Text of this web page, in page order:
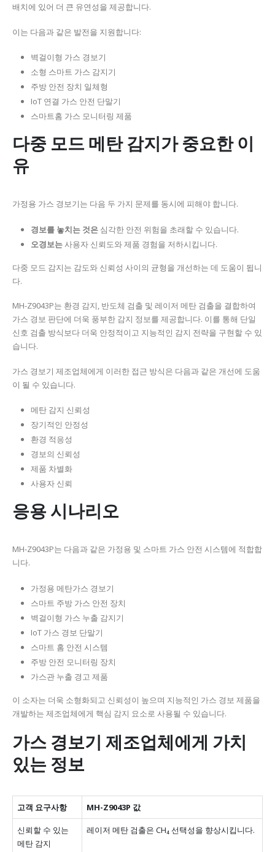
배치에 있어 더 큰 유연성을 제공합니다.
이는 다음과 같은 발전을 지원합니다:
벽걸이형 가스 경보기
소형 스마트 가스 감지기
주방 안전 장치 일체형
IoT 연결 가스 안전 단말기
스마트홈 가스 모니터링 제품
다중 모드 메탄 감지가 중요한 이
유
가정용 가스 경보기는 다음 두 가지 문제를 동시에 피해야 합니다.
경보를 놓치는 것은심각한 안전 위험을 초래할 수 있습니다.
오경보는사용자 신뢰도와 제품 경험을 저하시킵니다.
다중 모드 감지는 감도와 신뢰성 사이의 균형을 개선하는 데 도움이 됩니
다.
MH-Z9043P는 환경 감지, 반도체 검출 및 레이저 메탄 검출을 결합하여
가스 경보 판단에 더욱 풍부한 감지 정보를 제공합니다. 이를 통해 단일
신호 검출 방식보다 더욱 안정적이고 지능적인 감지 전략을 구현할 수 있
습니다.
가스 경보기 제조업체에게 이러한 접근 방식은 다음과 같은 개선에 도움
이 될 수 있습니다.
메탄 감지 신뢰성
장기적인 안정성
환경 적응성
경보의 신뢰성
제품 차별화
사용자 신뢰
응용 시나리오
MH-Z9043P는 다음과 같은 가정용 및 스마트 가스 안전 시스템에 적합합
니다.
가정용 메탄가스 경보기
스마트 주방 가스 안전 장치
벽걸이형 가스 누출 감지기
IoT 가스 경보 단말기
스마트 홈 안전 시스템
주방 안전 모니터링 장치
가스관 누출 경고 제품
이 소자는 더욱 소형화되고 신뢰성이 높으며 지능적인 가스 경보 제품을
개발하는 제조업체에게 핵심 감지 요소로 사용될 수 있습니다.
가스 경보기 제조업체에게 가치
있는 정보
고객 요구사항 MH-Z9043P 값
신뢰할 수 있는
메탄 감지
레이저 메탄 검출은 CH₄ 선택성을 향상시킵니다.